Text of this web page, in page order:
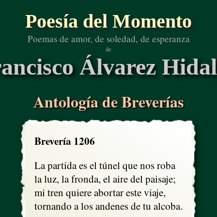
Poesía del Momento
Poemas de amor, de soledad, de esperanza
de
Álvarez
Antología de Breverías
Brevería 1206
La partida es el túnel que nos roba
la luz, la fronda, el aire del paisaje;
mi tren quiere abortar este viaje,
tornando a los andenes de tu alcoba.